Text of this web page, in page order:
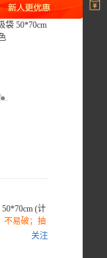
(计
不易破；抽
材质，降解
关注